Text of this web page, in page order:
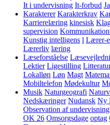
It i undervisning It-forbud
Karakterer Karakterkrav
Karrierelæring kinesisk
supervision
Kunstig intelligens l Lærer-
Lærerliv læring
Læseforståelse
Lektier Ligestilling
Lokalløn Løn Magt
Mobiltelefon Mødekultur
Musik Naturgeografi
Nedskæringer Nudansk Ny
Observation af undervisning
OK 26 Omsorgsdage optag